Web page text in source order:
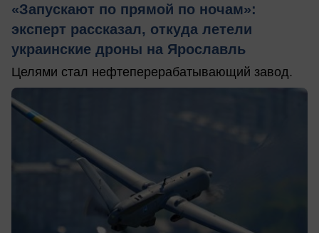
«Запускают по прямой по ночам»:
эксперт рассказал, откуда летели
украинские дроны на Ярославль
Целями стал нефтеперерабатывающий завод.